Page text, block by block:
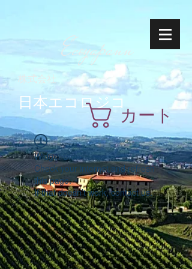
Ecoyapann
株式会社
日本エコロジコカート
Widget Didn’t Load
Check your internet and refresh
this page.
If that doesn’t work, contact us.